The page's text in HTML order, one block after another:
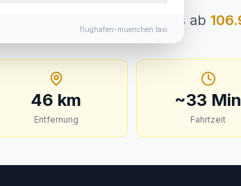
km · ca. 33 Min. · Festpreis ab
46 km
Entfernung
~33 Min
Fahrtzeit
flughafen-muenchen.taxi